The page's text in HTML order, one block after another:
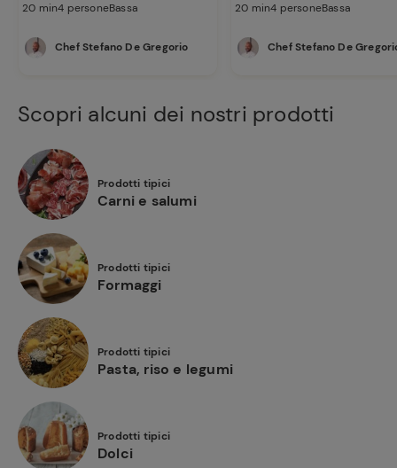
20 min4 personeBassa
Chef Stefano De Gregorio
20 min4 personeBassa
Chef Stefano De
Scopri alcuni dei nostri prodotti
Prodotti tipici
Carni e salumi
Prodotti tipici
Formaggi
Prodotti tipici
Pasta, riso e legumi
Prodotti tipici
Dolci